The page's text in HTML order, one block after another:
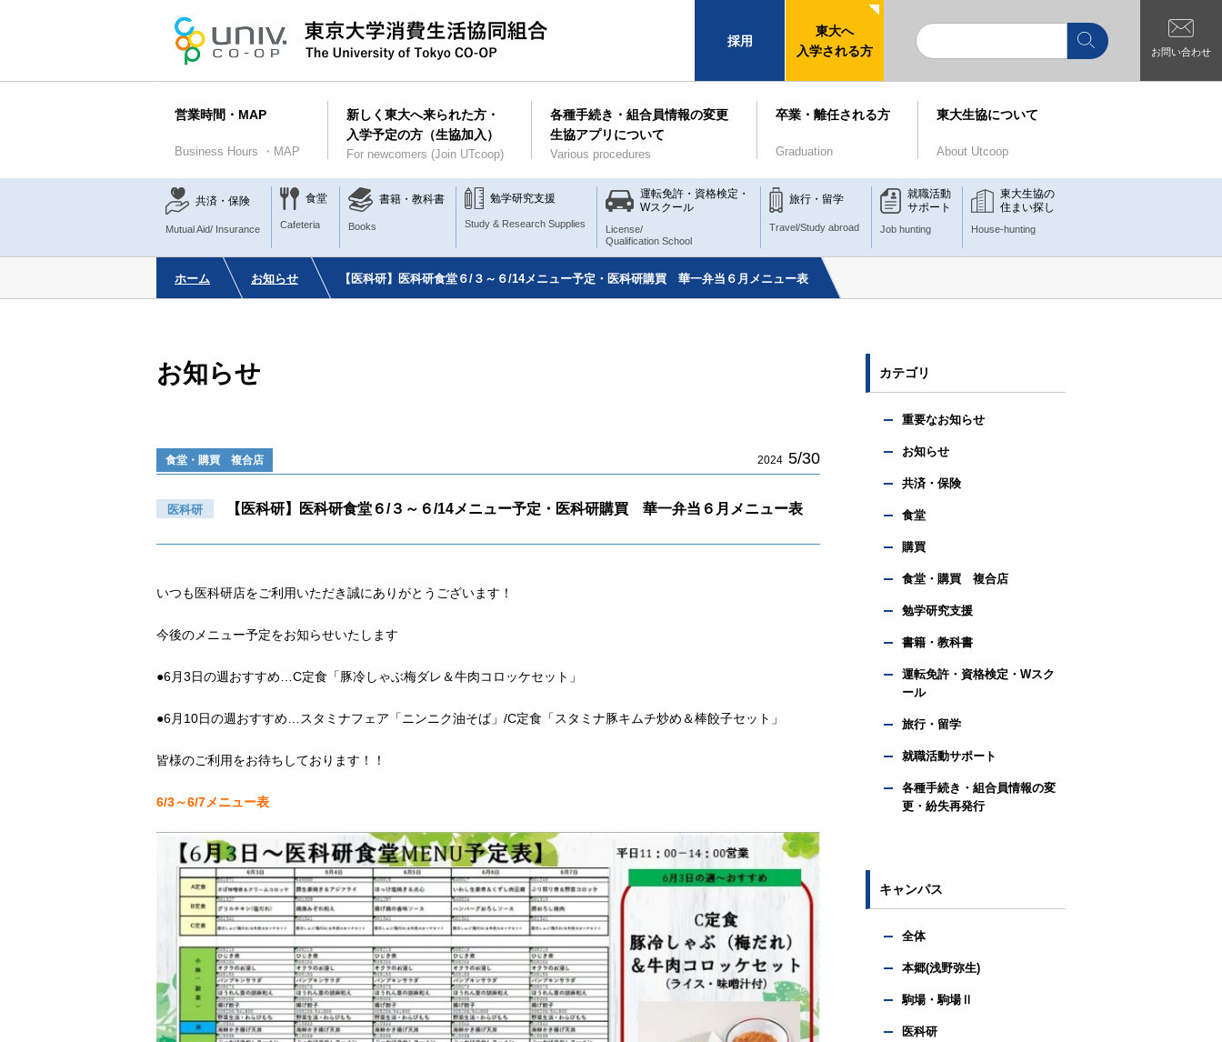
採用
東大へ
入学される方
お問い合わせ
営業時間・MAP
Business Hours ・MAP
新しく東大へ来られた方・
入学予定の方（生協加入）
For newcomers (Join UTcoop)
各種手続き・組合員情報の変更
生協アプリについて
Various procedures
卒業・離任される方
Graduation
東大生協について
About Utcoop
共済・保険
Mutual Aid/ Insurance
食堂
Cafeteria
書籍・教科書
Books
勉学研究支援
Study & Research Supplies
運転免許・資格検定・
Wスクール
License/
Qualification School
旅行・留学
Travel/Study abroad
就職活動
サポート
Job hunting
東大生協の
住まい探し
House-hunting
ホーム お知らせ 【医科研】医科研食堂６/３～６/14メニュー予定・医科研購買 華一弁当６月メニュー表
お知らせ
食堂・購買 複合店 2024 5/30
医科研 【医科研】医科研食堂６/３～６/14メニュー予定・医科研購買 華一弁当６月メニュー表
いつも医科研店をご利用いただき誠にありがとうございます！
今後のメニュー予定をお知らせいたします
●6月3日の週おすすめ…C定食「豚冷しゃぶ梅ダレ＆牛肉コロッケセット」
●6月10日の週おすすめ…スタミナフェア「ニンニク油そば」/C定食「スタミナ豚キムチ炒め＆棒餃子セット」
皆様のご利用をお待ちしております！！
6/3～6/7メニュー表
カテゴリ
重要なお知らせ
お知らせ
共済・保険
食堂
購買
食堂・購買 複合店
勉学研究支援
書籍・教科書
運転免許・資格検定・Wスク
ール
旅行・留学
就職活動サポート
各種手続き・組合員情報の変
更・紛失再発行
キャンパス
全体
本郷(浅野弥生)
駒場・駒場Ⅱ
医科研